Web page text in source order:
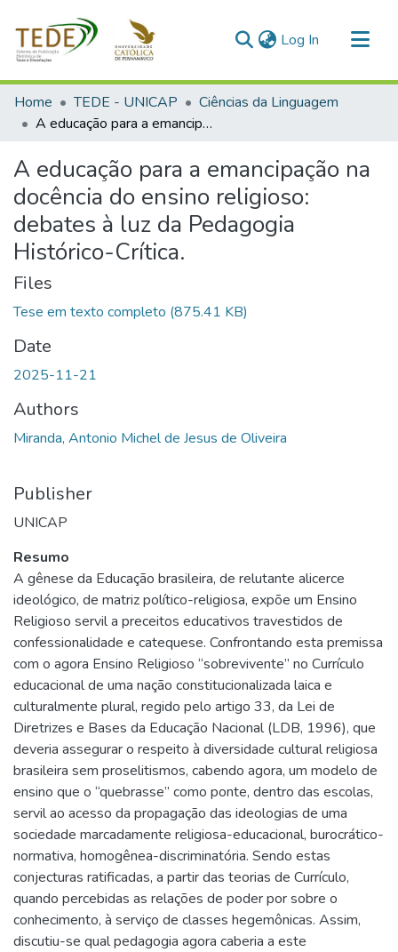
Log In (current)
Communities & Collections
All of DSpace
Home TEDE - UNICAP
Ciências da Linguagem
A educação para a emancipação na docência do ensino religioso: debates à luz da Pedagogia Histórico-Crítica.
A educação para a emancipação na
docência do ensino religioso:
debates à luz da Pedagogia
Histórico-Crítica.
Files
Tese em texto completo (875.41 KB)
Date
2025-11-21
Authors
Miranda, Antonio Michel de Jesus de Oliveira
Publisher
UNICAP
Resumo
A gênese da Educação brasileira, de relutante alicerce
ideológico, de matriz político-religiosa, expõe um Ensino
Religioso servil a preceitos educativos travestidos de
confessionalidade e catequese. Confrontando esta premissa
com o agora Ensino Religioso “sobrevivente” no Currículo
educacional de uma nação constitucionalizada laica e
culturalmente plural, regido pelo artigo 33, da Lei de
Diretrizes e Bases da Educação Nacional (LDB, 1996), que
deveria assegurar o respeito à diversidade cultural religiosa
brasileira sem proselitismos, cabendo agora, um modelo de
ensino que o “quebrasse” como ponte, dentro das escolas,
servil ao acesso da propagação das ideologias de uma
sociedade marcadamente religiosa-educacional, burocrático-
normativa, homogênea-discriminatória. Sendo estas
conjecturas ratificadas, a partir das teorias de Currículo,
quando percebidas as relações de poder por sobre o
conhecimento, à serviço de classes hegemônicas. Assim,
discutiu-se qual pedagogia agora caberia a este